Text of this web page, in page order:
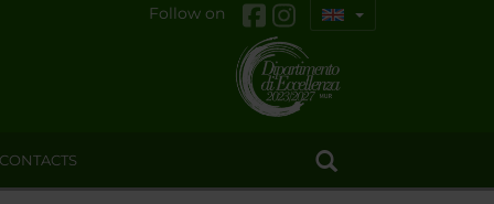
Follow on
CONTACTS